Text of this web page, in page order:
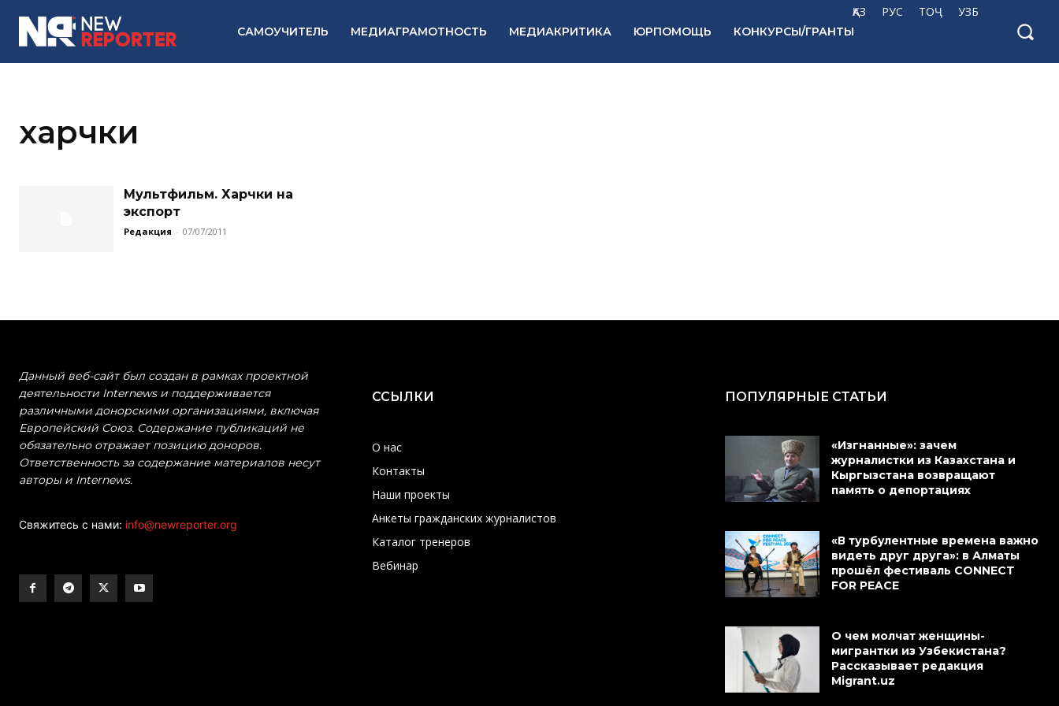
ҚАЗ РУС ТОҶ УЗБ
САМОУЧИТЕЛЬ МЕДИАГРАМОТНОСТЬ МЕДИАКРИТИКА ЮРПОМОЩЬ КОНКУРСЫ/ГРАНТЫ
харчки
Мультфильм. Харчки на
экспорт
Редакция - 07/07/2011
Данный веб-сайт был создан в рамках проектной
деятельности Internews и поддерживается
различными донорскими организациями, включая
Европейский Союз. Содержание публикаций не
обязательно отражает позицию доноров.
Ответственность за содержание материалов несут
авторы и Internews.
Свяжитесь с нами: info@newreporter.org
ССЫЛКИ
О нас
Контакты
Наши проекты
Анкеты гражданских журналистов
Каталог тренеров
Вебинар
ПОПУЛЯРНЫЕ СТАТЬИ
«Изгнанные»: зачем
журналистки из Казахстана и
Кыргызстана возвращают
память о депортациях
«В турбулентные времена важно
видеть друг друга»: в Алматы
прошёл фестиваль CONNECT
FOR PEACE
О чем молчат женщины-
мигрантки из Узбекистана?
Рассказывает редакция
Migrant.uz